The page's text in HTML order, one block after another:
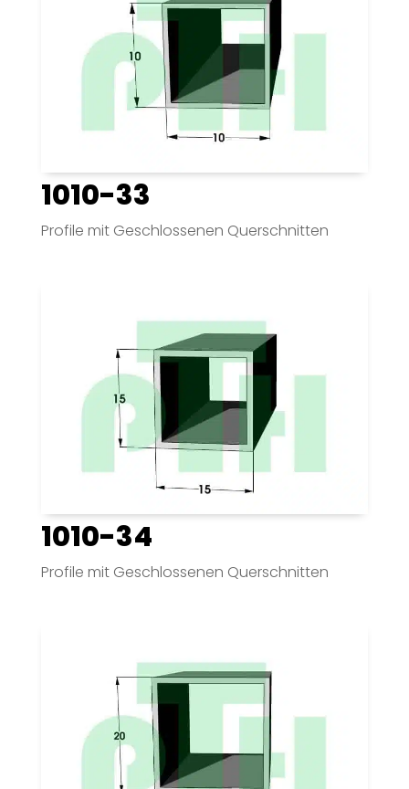
1010-33
Profile mit Geschlossenen Querschnitten
1010-34
Profile mit Geschlossenen Querschnitten